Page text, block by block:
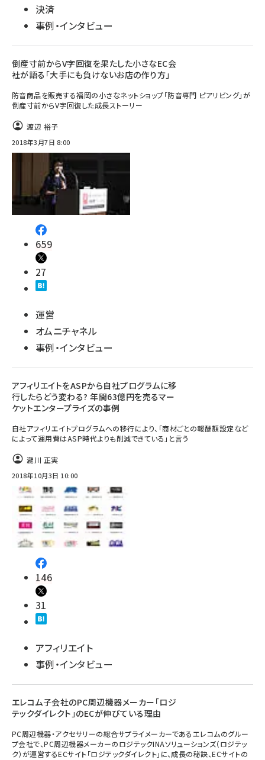
決済
事例・インタビュー
倒産寸前からV字回復を果たした小さなEC会
社が語る「大手にも負けないお店の作り方」
防音商品を販売する福岡の小さなネットショップ「防音専門 ピアリビング」が
倒産寸前からV字回復した成長ストーリー
渡辺 裕子
2018年3月7日 8:00
659
27
運営
オムニチャネル
事例・インタビュー
アフィリエイトをASPから自社プログラムに移
行したらどう変わる? 年間63億円を売るマー
ケットエンタープライズの事例
自社アフィリエイトプログラムへの移行により、「商材ごとの報酬額設定など
によって運用費はASP時代よりも削減できている」と言う
瀧川 正実
2018年10月3日 10:00
146
31
アフィリエイト
事例・インタビュー
エレコム子会社のPC周辺機器メーカー「ロジ
テックダイレクト」のECが伸びている理由
PC周辺機器・アクセサリーの総合サプライメーカーであるエレコムのグルー
プ会社で、PC周辺機器メーカーのロジテックINAソリューションズ（ロジテッ
ク）が運営するECサイト「ロジテックダイレクト」に、成長の秘訣、ECサイトの